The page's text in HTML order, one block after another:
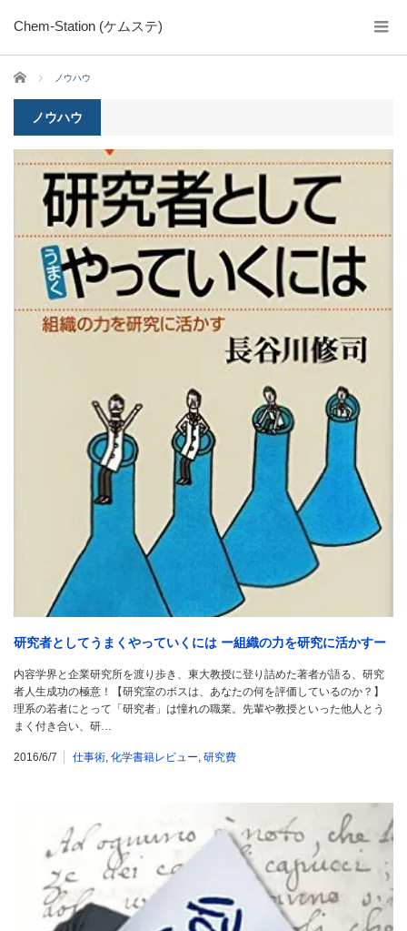
Chem-Station (ケムステ)
ホーム ノウハウ
ノウハウ
研究者としてうまくやっていくには ー組織の力を研究に活かすー
内容学界と企業研究所を渡り歩き、東大教授に登り詰めた著者が語る、研究
者人生成功の極意！【研究室のボスは、あなたの何を評価しているのか？】
理系の若者にとって「研究者」は憧れの職業。先輩や教授といった他人とう
まく付き合い、研…
2016/6/7 仕事術, 化学書籍レビュー, 研究費